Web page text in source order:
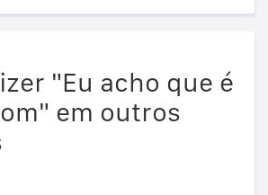
"Eu acho que é
em outros